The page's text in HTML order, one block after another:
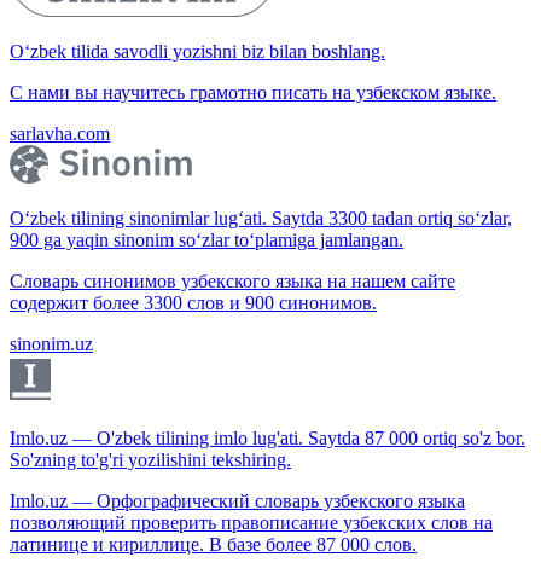
O‘zbek tilida savodli yozishni biz bilan boshlang.
С нами вы научитесь грамотно писать на узбекском языке.
sarlavha.com
O‘zbek tilining sinonimlar lug‘ati. Saytda 3300 tadan ortiq so‘zlar,
900 ga yaqin sinonim so‘zlar to‘plamiga jamlangan.
Словарь синонимов узбекского языка на нашем сайте
содержит более 3300 слов и 900 синонимов.
sinonim.uz
Imlo.uz — O'zbek tilining imlo lug'ati. Saytda 87 000 ortiq so'z bor.
So'zning to'g'ri yozilishini tekshiring.
Imlo.uz — Орфографический словарь узбекского языка
позволяющий проверить правописание узбекских слов на
латинице и кириллице. В базе более 87 000 слов.